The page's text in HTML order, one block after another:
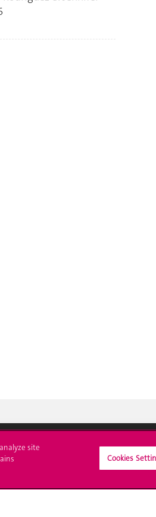
L'UNIGE vous informe
UNIGE Mobile
site
Cookies